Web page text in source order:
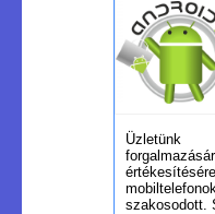
Üzletünk
szakosodott.